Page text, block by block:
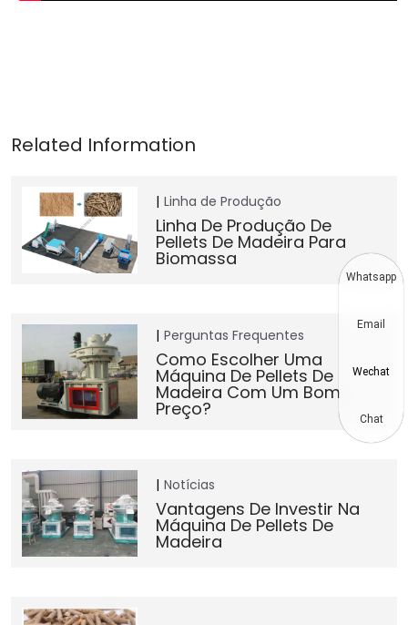
Linha de Produção
Linha De Produção De
Pellets De Madeira Para
Biomassa
Perguntas Frequentes
Como Escolher Uma
Máquina De Pellets De
Madeira Com Um Bom
Preço?
Notícias
Vantagens De Investir Na
Máquina De Pellets De
Madeira
Whatsapp
Email
Wechat
Chat